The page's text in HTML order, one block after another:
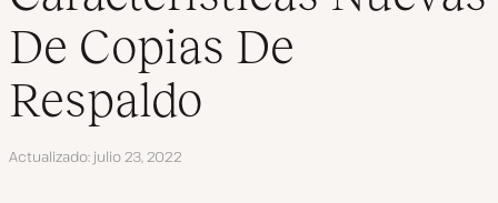
De Copias De
Respaldo
Actualizado julio 23, 2022